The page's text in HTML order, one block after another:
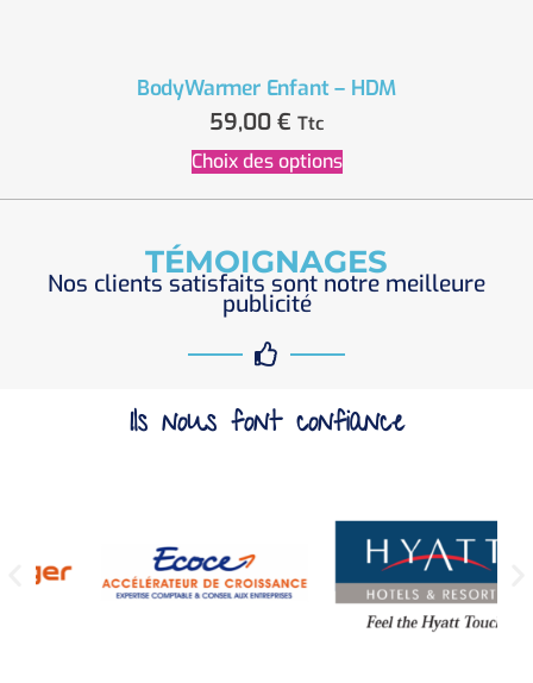
BodyWarmer Enfant – HDM
59,00 € Ttc
Choix des options
TÉMOIGNAGES
Nos clients satisfaits sont notre meilleure
publicité
Ils nous font confiance